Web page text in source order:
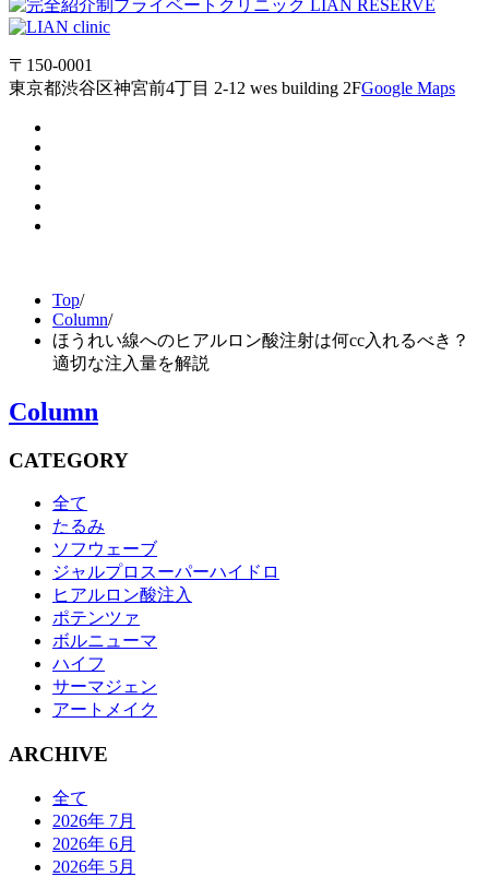
〒150-0001
東京都渋谷区神宮前4丁目 2-12 wes building 2FGoogle Maps
Top/
Column/
ほうれい線へのヒアルロン酸注射は何cc入れるべき？
適切な注入量を解説
Column
CATEGORY
全て
たるみ
ソフウェーブ
ジャルプロスーパーハイドロ
ヒアルロン酸注入
ポテンツァ
ボルニューマ
ハイフ
サーマジェン
アートメイク
ARCHIVE
全て
2026年 7月
2026年 6月
2026年 5月